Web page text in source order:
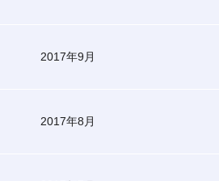
2017年9月
2017年8月